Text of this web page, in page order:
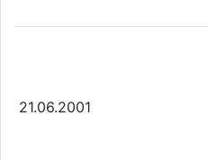
21.06.2001